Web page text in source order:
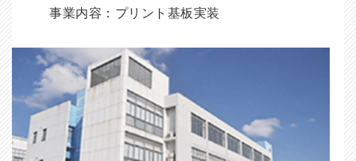
事業内容：プリント基板実装